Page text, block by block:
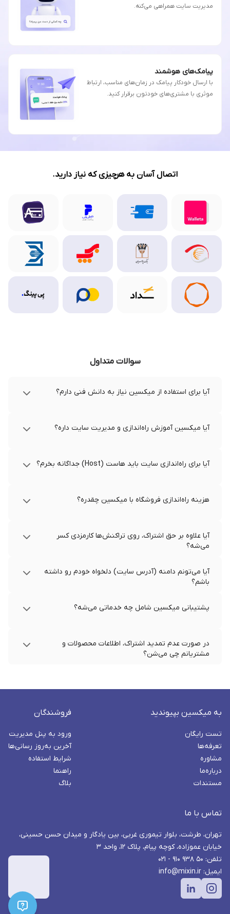
مدیریت سایت همراهی می‌کنه.
پیامک‌های هوشمند
با ارسال خودکار پیامک در زمان‌های مناسب، ارتباط
موثری با مشتری‌های خودتون برقرار کنید.
اتصال آسان به هرچیزی که نیاز دارید.
سوالات متداول
آیا برای استفاده از میکسین نیاز به دانش فنی دارم؟
آیا میکسین آموزش راه‌اندازی و مدیریت سایت داره؟
آیا برای راه‌اندازی سایت باید هاست (Host) جداگانه بخرم؟
هزینه راه‌اندازی فروشگاه با میکسین چقدره؟
آیا علاوه بر حق اشتراک، روی تراکنش‌ها کارمزدی کسر
می‌شه؟
آیا می‌تونم دامنه (آدرس سایت) دلخواه خودم رو داشته
باشم؟
پشتیبانی میکسین شامل چه خدماتی می‌شه؟
در صورت عدم تمدید اشتراک، اطلاعات محصولات و
مشتریانم چی می‌شن؟
به میکسین بپیوندید
تست رایگان
تعرفه‌ها
مشاوره
درباره‌ما
مستندات
فروشندگان
ورود به پنل مدیریت
آخرین به‌روز رسانی‌ها
شرایط استفاده
راهنما
بلاگ
تماس با ما
تهران، طرشت، بلوار تیموری غربی، بین یادگار و میدان حسن حسینی،
خیابان عموزاده، کوچه پیام، پلاک ۱۲، واحد ۳
تلفن: ۵۰ ۹۳۸ ۹۱۰ - ۰۲۱
ایمیل: info@mixin.ir